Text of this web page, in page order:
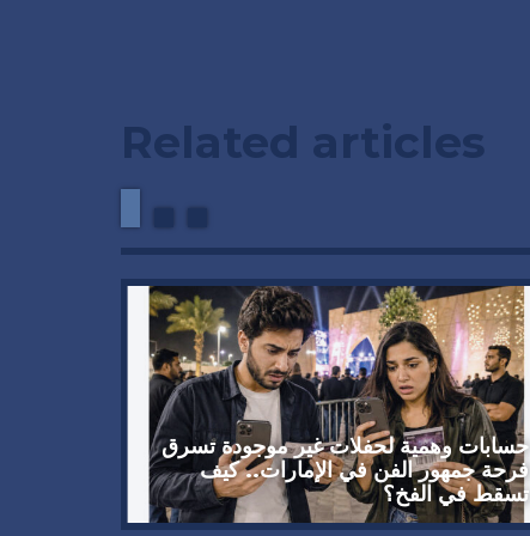
Related articles
حسابات وهمية لحفلات غير موجودة تسرق
فرحة جمهور الفن في الإمارات.. كيف
تسقط في الفخ؟